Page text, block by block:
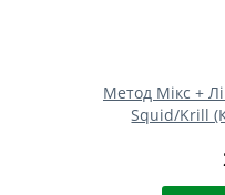
Метод Мікс +
Squid/Krill